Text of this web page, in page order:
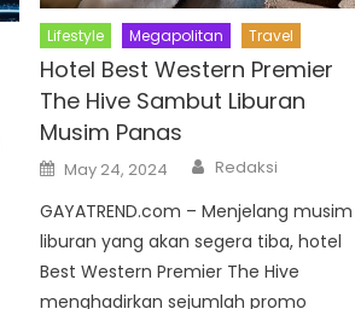
Lifestyle Megapolitan Travel
Hotel Best Western Premier
The Hive Sambut Liburan
Musim Panas
Posted
on
May 24, 2024 Author
Redaksi
GAYATREND.com – Menjelang musim
liburan yang akan segera tiba, hotel
Best Western Premier The Hive
menghadirkan sejumlah promo